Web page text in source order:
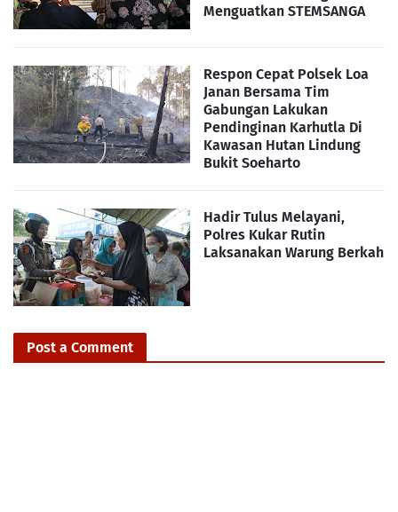
Menguatkan STEMSANGA
Respon Cepat Polsek Loa
Janan Bersama Tim
Gabungan Lakukan
Pendinginan Karhutla Di
Kawasan Hutan Lindung
Bukit Soeharto
Hadir Tulus Melayani,
Polres Kukar Rutin
Laksanakan Warung Berkah
Post a Comment